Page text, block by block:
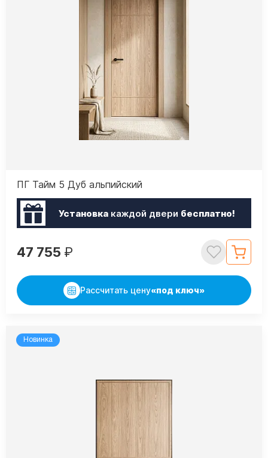
ПГ Тайм 5 Дуб альпийский
Установкакаждой двери бесплатно!
47 755 ₽
Рассчитать цену«под ключ»
Новинка